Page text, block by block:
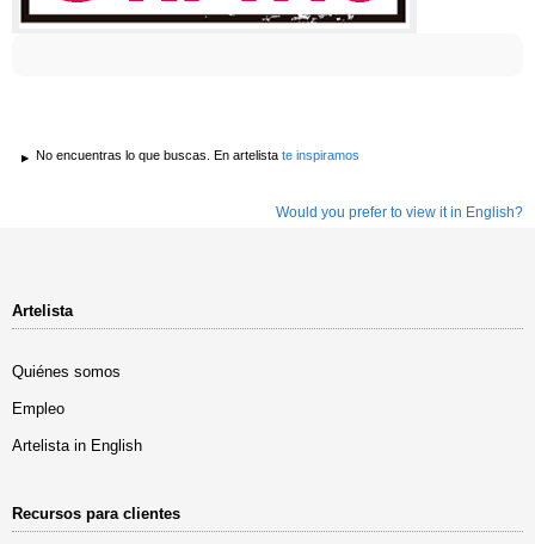
No encuentras lo que buscas. En artelista te inspiramos
Would you prefer to view it in English?
Artelista
Quiénes somos
Empleo
Artelista in English
Recursos para clientes